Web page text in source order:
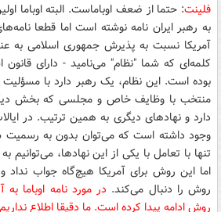
فلینت: حتما از ضعف اوباماست. البته اوباما
به رهبر ایران نامه نوشته است اما قطعا
آمریکا نسبت به پذیرش جمهوری اسلامی به
کلمه‌ای که شما "نظام" می‌نامید - دارای
بوده است. این نظام، یک رهبر دارد با
منتخب با وظایف خاص و مجلسی که بخش
دارد و نهادهای دیگری به همین ترتیب. در‌
وجود داشته است که می‌توان بدون به
تنها با تعامل با یکی از این نهادها،
اما این روش برای آمریکا هیچ‌گاه جواب نداد
روش را دنبال می‌کند. در مورد نامه اوباما
روش ادامه پیدا کرده است. ما دقیقا اطلاع